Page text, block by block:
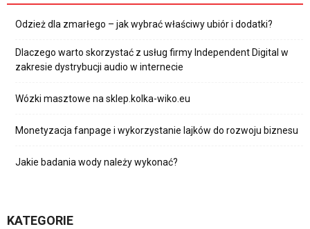
Odzież dla zmarłego – jak wybrać właściwy ubiór i dodatki?
Dlaczego warto skorzystać z usług firmy Independent Digital w
zakresie dystrybucji audio w internecie
Wózki masztowe na sklep.kolka-wiko.eu
Monetyzacja fanpage i wykorzystanie lajków do rozwoju biznesu
Jakie badania wody należy wykonać?
KATEGORIE